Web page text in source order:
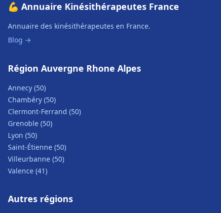
💪 Annuaire Kinésithérapeutes France
Annuaire des kinésithérapeutes en France.
Blog →
Région Auvergne Rhone Alpes
Annecy (50)
Chambéry (50)
Clermont-Ferrand (50)
Grenoble (50)
Lyon (50)
Saint-Étienne (50)
Villeurbanne (50)
Valence (41)
Autres régions